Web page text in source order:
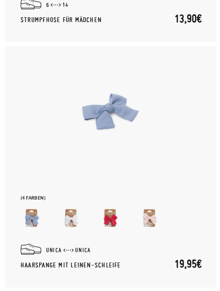
6 14
STRUMPFHOSE FÜR MÄDCHEN 13,90€
(4 FARBEN)
UNICA UNICA
HAARSPANGE MIT LEINEN-SCHLEIFE 19,95€